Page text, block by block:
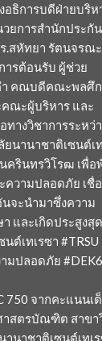
อธิการบดีฝ่ายบริห
ยการสำนักประกัน
.สหัทยา รัตนจรณะ
รต้อนรับ ผู้ช่วย
ำ คณบดีคณะพลศึ
ณะผู้บริหาร และ
างวิชาการระหว่
นานาชาติเซนต์เท
ครินทรวิโรฒ เพื่
ความปลอดภัย เชื่
จะนำมาซึ่งความ
และเกิดประสูงสุ
ต์เทเรซา #TRSU
มปลอดภัย
750 จากคะแนนเ
าสตรบัณฑิต สาขา
นาชาติเซนต์เทเ